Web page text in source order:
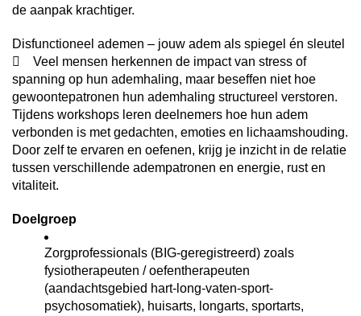
de aanpak krachtiger.
Disfunctioneel ademen – jouw adem als spiegel én sleutel
 Veel mensen herkennen de impact van stress of
spanning op hun ademhaling, maar beseffen niet hoe
gewoontepatronen hun ademhaling structureel verstoren.
Tijdens workshops leren deelnemers hoe hun adem
verbonden is met gedachten, emoties en lichaamshouding.
Door zelf te ervaren en oefenen, krijg je inzicht in de relatie
tussen verschillende adempatronen en energie, rust en
vitaliteit.
Doelgroep
Zorgprofessionals (BIG-geregistreerd) zoals
fysiotherapeuten / oefentherapeuten
(aandachtsgebied hart-long-vaten-sport-
psychosomatiek), huisarts, longarts, sportarts,